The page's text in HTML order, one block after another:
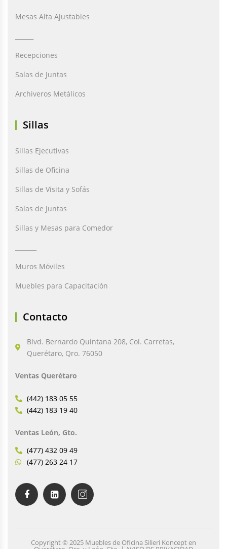
Mesas Alta Ajustables
Recepciones
Salas de Juntas
Archiveros Metálicos
Sillas
Sillas Ejecutivas
Sillas de Oficina
Sillas de Visita y Sofás
Salas de Juntas
Sillas y Mesas para Comedor
Muros Móviles
Muebles para Capacitación
Contacto
Blvd. Bernardo Quintana 208, Col. Carretas,
Querétaro, Qro. 76050
Ventas Querétaro
(442) 183 05 55
(442) 183 19 40
Ventas León, Gto.
(477) 432 09 49
(477) 263 24 17
Copyright © 2025 Muebles de Oficina Silieri Koncept en